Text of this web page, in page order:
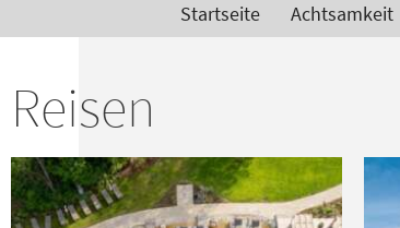
Startseite Achtsamkeit
Reisen